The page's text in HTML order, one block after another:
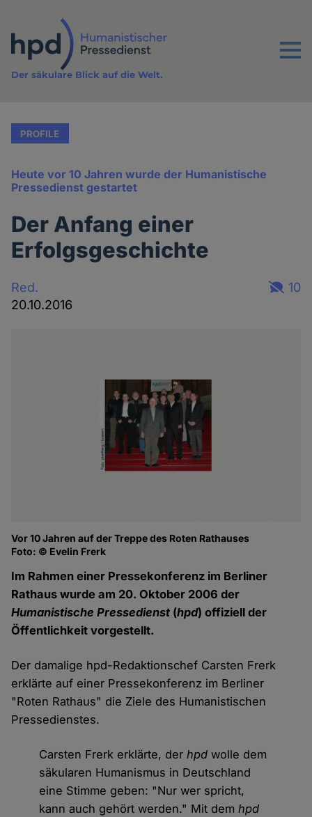
Inhalt
Menu
Der säkulare Blick auf die Welt.
PROFILE
Heute vor 10 Jahren wurde der Humanistische
Pressedienst gestartet
Der Anfang einer
Erfolgsgeschichte
Red.
20.10.2016
10
Vor 10 Jahren auf der Treppe des Roten Rathauses
Foto: © Evelin Frerk
Im Rahmen einer Pressekonferenz im Berliner
Rathaus wurde am 20. Oktober 2006 der
Humanistische Pressedienst (hpd) offiziell der
Öffentlichkeit vorgestellt.
Der damalige hpd-Redaktionschef Carsten Frerk
erklärte auf einer Pressekonferenz im Berliner
"Roten Rathaus" die Ziele des Humanistischen
Pressedienstes.
Carsten Frerk erklärte, derhpd wolle dem
säkularen Humanismus in Deutschland
eine Stimme geben: "Nur wer spricht,
kann auch gehört werden." Mit demhpd